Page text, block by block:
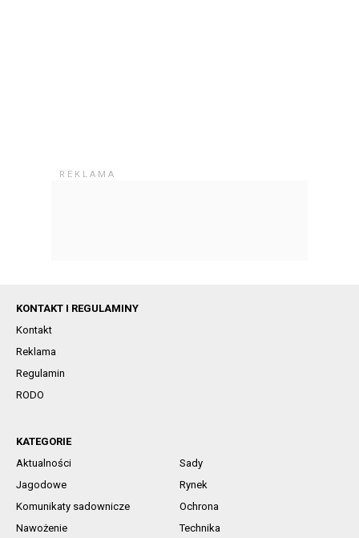
KONTAKT I REGULAMINY
Kontakt
Reklama
Regulamin
RODO
KATEGORIE
Aktualności
Sady
Jagodowe
Rynek
Komunikaty sadownicze
Ochrona
Nawożenie
Technika